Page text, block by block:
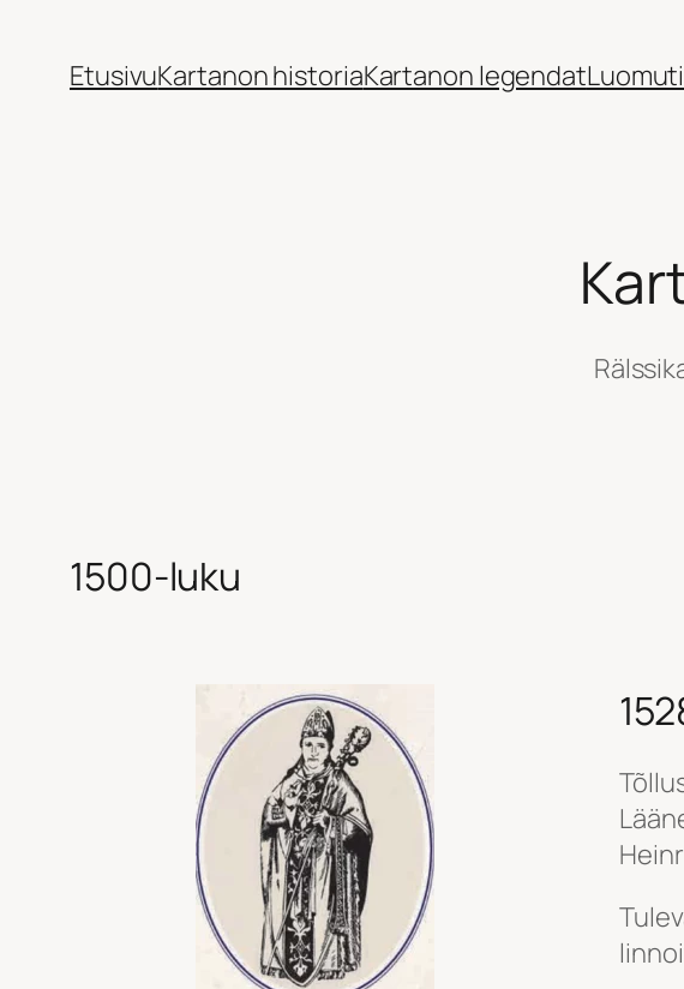
sisältöön
EtusivuKartanon historiaKartanon legendat
1500-luku